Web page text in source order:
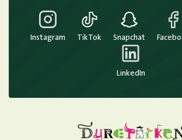
Instagram TikTok Snapchat
LinkedIn